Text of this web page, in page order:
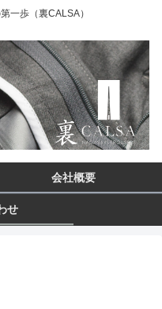
一歩（裏CALSA）
会社概要
せ